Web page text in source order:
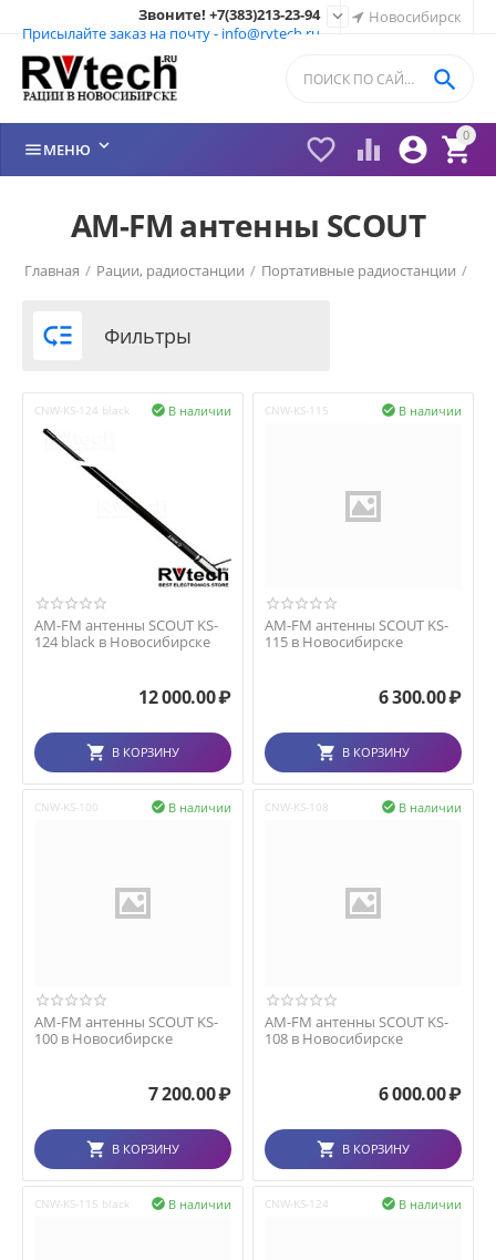
Новосибирск
Звоните! +7(383)213-23-94
Присылайте заказ на почту - info@rvtech.ru

0


 

МЕНЮ 
AM-FM антенны SCOUT
Главная / Рации, радиостанции / Портативные радиостанции /
 Фильтры
CNW-KS-124 black В наличии

AM-FM антенны SCOUT KS-
124 black в Новосибирске
12 000.00₽
В КОРЗИНУ
CNW-KS-115 В наличии

AM-FM антенны SCOUT KS-
115 в Новосибирске
6 300.00₽
В КОРЗИНУ
CNW-KS-100 В наличии

AM-FM антенны SCOUT KS-
100 в Новосибирске
7 200.00₽
В КОРЗИНУ
CNW-KS-108 В наличии

AM-FM антенны SCOUT KS-
108 в Новосибирске
6 000.00₽
В КОРЗИНУ
CNW-KS-115 black В наличии
 CNW-KS-124 В наличии
